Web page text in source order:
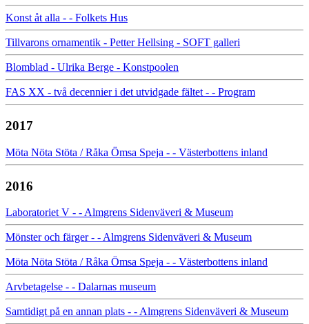
Konst åt alla - - Folkets Hus
Tillvarons ornamentik - Petter Hellsing - SOFT galleri
Blomblad - Ulrika Berge - Konstpoolen
FAS XX - två decennier i det utvidgade fältet - - Program
2017
Möta Nöta Stöta / Råka Ömsa Speja - - Västerbottens inland
2016
Laboratoriet V - - Almgrens Sidenväveri & Museum
Mönster och färger - - Almgrens Sidenväveri & Museum
Möta Nöta Stöta / Råka Ömsa Speja - - Västerbottens inland
Arvbetagelse - - Dalarnas museum
Samtidigt på en annan plats - - Almgrens Sidenväveri & Museum